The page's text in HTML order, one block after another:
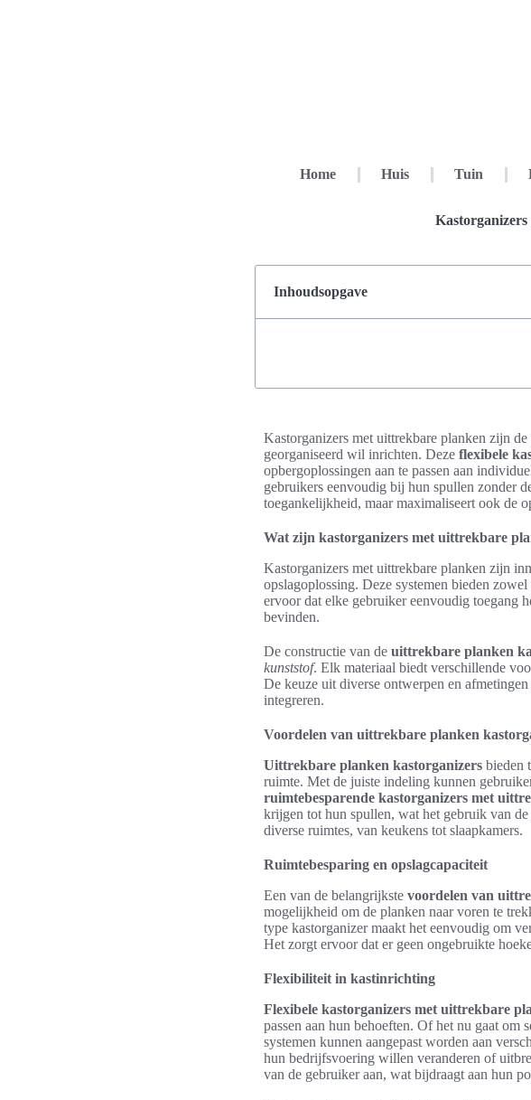
Home Huis Tuin
Inhoudsopgave
Kastorganizers met uittrekbare planken zijn
georganiseerd wil inrichten. Deze flexibele
opbergoplossingen aan te passen aan
gebruikers eenvoudig bij hun spullen zonder
toegankelijkheid, maar maximaliseert ook de
Wat zijn kastorganizers met uittrekbare
Kastorganizers met uittrekbare planken zijn
opslagoplossing. Deze systemen bieden
ervoor dat elke gebruiker eenvoudig toegang
bevinden.
De constructie van de uittrekbare planken
kunststof. Elk materiaal biedt verschillende
De keuze uit diverse ontwerpen en
integreren.
Voordelen van uittrekbare planken
Uittrekbare planken kastorganizers bieden
ruimte. Met de juiste indeling kunnen
ruimtebesparende kastorganizers met
krijgen tot hun spullen, wat het gebruik van
diverse ruimtes, van keukens tot slaapkamers.
Ruimtebesparing en opslagcapaciteit
Een van de belangrijkste voordelen van
mogelijkheid om de planken naar voren te
type kastorganizer maakt het eenvoudig om
Het zorgt ervoor dat er geen ongebruikte
Flexibiliteit in kastinrichting
Flexibele kastorganizers met uittrekbare
passen aan hun behoeften. Of het nu gaat om
systemen kunnen aangepast worden aan
hun bedrijfsvoering willen veranderen of
van de gebruiker aan, wat bijdraagt aan hun